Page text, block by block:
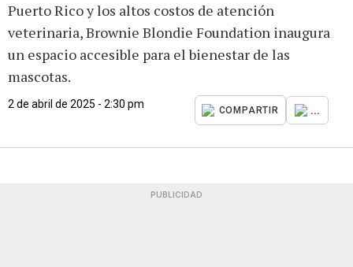
Puerto Rico y los altos costos de atención
veterinaria, Brownie Blondie Foundation inaugura
un espacio accesible para el bienestar de las
mascotas.
2 de abril de 2025 - 2:30 pm
COMPARTIR ...
PUBLICIDAD